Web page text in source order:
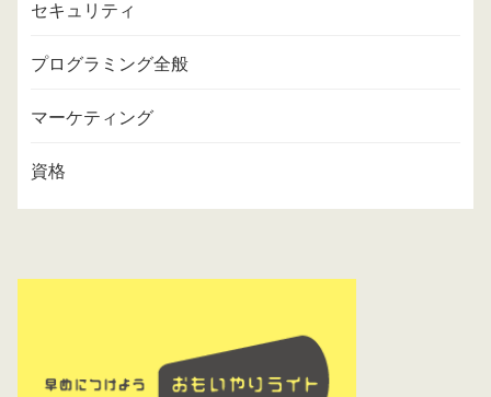
セキュリティ
プログラミング全般
マーケティング
資格